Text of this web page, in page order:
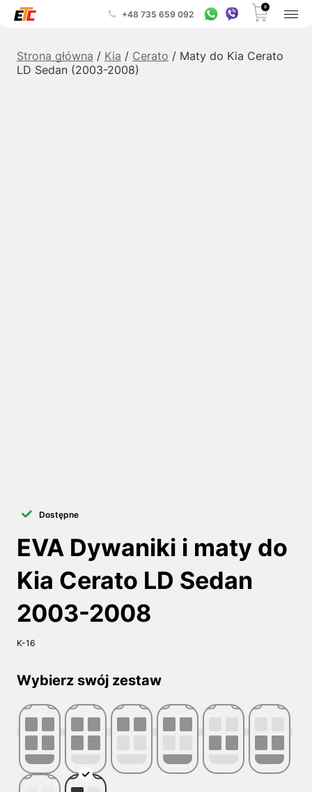
+48 735 659 092
0
Strona główna / Kia / Cerato / Maty do Kia Cerato
LD Sedan (2003-2008)
Dostępne
EVA Dywaniki i maty do
Kia Cerato LD Sedan
2003-2008
K-16
Wybierz swój zestaw